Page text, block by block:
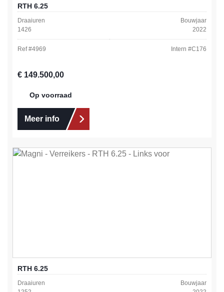
RTH 6.25
Draaiuren
1426
Bouwjaar
2022
Ref #4969 Intern #C176
Normale prijs:
€ 149.500,00
Op voorraad
Meer info
RTH 6.25
Draaiuren
Bouwjaar